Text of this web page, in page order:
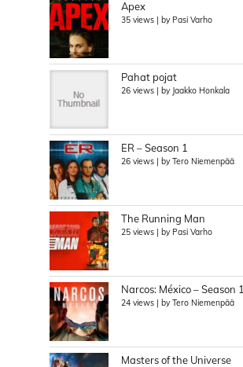
Apex
35 views | by Pasi Varho
Pahat pojat
26 views | by Jaakko Honkala
ER – Season 1
26 views | byTero Niemenpää
The Running Man
25 views | by Pasi Varho
Narcos: México – Season 1
24 views | byTero Niemenpää
Masters of the Universe